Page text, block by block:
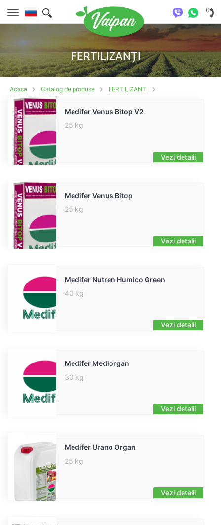
FERTILIZANȚI
Acasa Catalog de produse
FERTILIZANȚI
Materie Organică
Medifer Venus Bitop V2
25 kg
Vezi detalii
Medifer Venus Bitop
25 kg
Vezi detalii
Medifer Nutren Humico Green
40 kg
Vezi detalii
Medifer Mediorgan
30 kg
Vezi detalii
Medifer Urano Organ
25 kg
Vezi detalii